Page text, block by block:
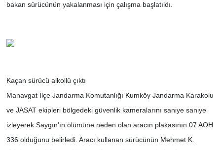
bakan sürücünün yakalanması için çalışma başlatıldı.
Kaçan sürücü alkollü çıktı
Manavgat İlçe Jandarma Komutanlığı Kumköy Jandarma Karakolu
ve JASAT ekipleri bölgedeki güvenlik kameralarını saniye saniye
izleyerek Saygın'ın ölümüne neden olan aracın plakasının 07 AOH
336 olduğunu belirledi. Aracı kullanan sürücünün Mehmet K.